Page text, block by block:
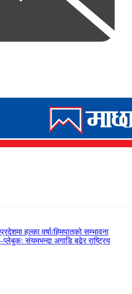
हल्का वर्षा/हिमपातको सम्भावना
संयमभन्दा अगाडि बढेर राष्ट्रिय